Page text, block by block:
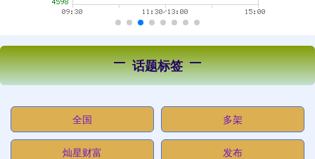
话题标签
全国 多架
灿星财富 发布